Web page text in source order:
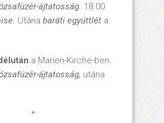
ájtatosság. 18.00
Utána baráti együttlét a
a Marien-Kirche-ben.
ájtatosság, utána
*